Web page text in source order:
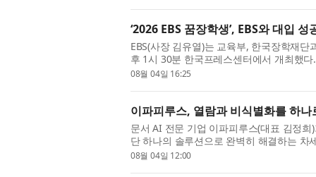
‘2026 EBS 꿈장학생’, EBS와 대입
EBS(사장 김유열)는 교육부, 한국장학재단
후 1시 30분 한국프레스센터에서 개최했다
장학생’은 올해까지 16년간 총 298명의 장
08월 04일 16:25
이파피루스, 열람과 비식별화를 하
문서 AI 전문 기업 이파피루스(대표 김정
단 하나의 솔루션으로 완벽히 해결하는 차
출시했다고 밝혔다. StreamDocs 7.0은 이
08월 04일 12:00